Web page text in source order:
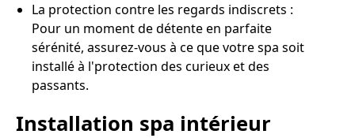
La protection contre les regards indiscrets :
Pour un moment de détente en parfaite
sérénité, assurez-vous à ce que votre spa soit
installé à l'protection des curieux et des
passants.
Installation spa intérieur